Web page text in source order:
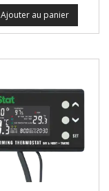
Ajouter au panier